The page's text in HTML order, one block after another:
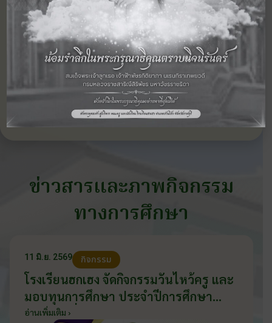
ดูภาพกิจกรรม
อื่นๆ ในปี 2567
ข่าวสารและภาพกิจกรรม
ทางการศึกษา
11 มิ.ย. 2569 กิจกรรม
โรงเรียนฮกเฮง จัดกิจกรรมวันไหว้ครู และ
มอบทุนการศึกษา ประจำปีการศึกษา
2569 วันที่ 11 มิถุนายน 2569
อ่านเพิ่มเติม ›